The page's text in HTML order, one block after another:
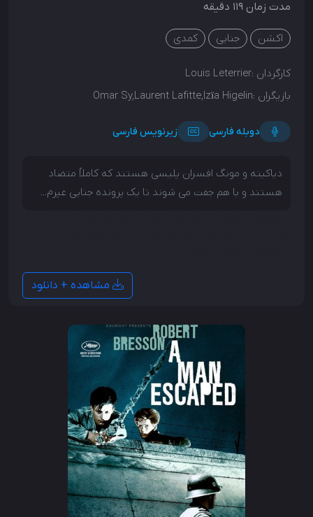
مدت زمان 119 دقیقه
اکشن جنایی کمدی
کارگردان :Louis Leterrier
بازیگران :Omar Sy,Laurent Lafitte,Izïa Higelin
دوبله فارسی زیرنویس فارسی
دیاکیته و مونگ افسران پلیسی هستند که کاملاً متضاد
هستند و با هم جفت می شوند تا یک پرونده جنایی غیرم...
مشاهده + دانلود